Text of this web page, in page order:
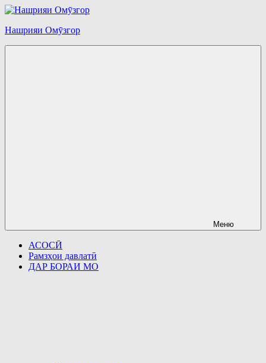
Перейти
содержимому
Нашрияи Омӯзгор
Меню
АСОСӢ
Рамзҳои давлатӣ
ДАР БОРАИ МО